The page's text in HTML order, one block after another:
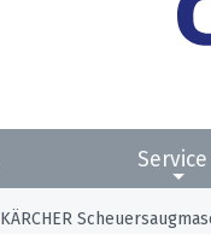
Service
KÄRCHER